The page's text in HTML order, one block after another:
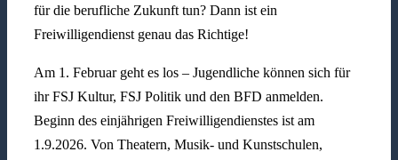
für die berufliche Zukunft tun? Dann ist ein
Freiwilligendienst genau das Richtige!
Am 1. Februar geht es los – Jugendliche können sich für
ihr FSJ Kultur, FSJ Politik und den BFD anmelden.
Beginn des einjährigen Freiwilligendienstes ist am
1.9.2026. Von Theatern, Musik- und Kunstschulen,